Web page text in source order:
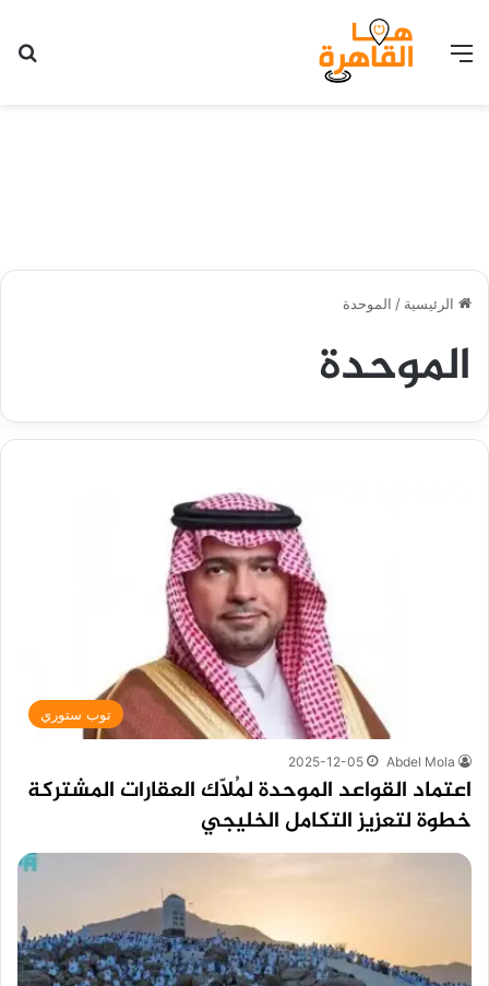
القائمة
الرئيسية / الموحدة
الموحدة
توب ستوري
Abdel Mola
2025-12-05
اعتماد القواعد الموحدة لمُلّاك العقارات المشتركة
خطوة لتعزيز التكامل الخليجي